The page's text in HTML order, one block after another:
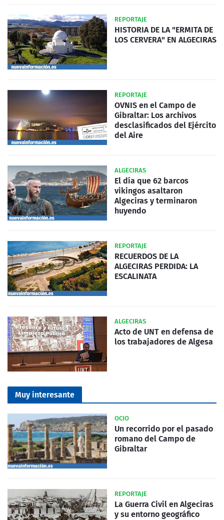
REPORTAJE
HISTORIA DE LA "ERMITA DE
LOS CERVERA" EN ALGECIRAS
REPORTAJE
OVNIS en el Campo de
Gibraltar: Los archivos
desclasificados del Ejército
del Aire
ALGECIRAS
El día que 62 barcos
vikingos asaltaron
Algeciras y terminaron
huyendo
REPORTAJE
RECUERDOS DE LA
ALGECIRAS PERDIDA: LA
ESCALINATA
ALGECIRAS
Acto de UNT en defensa de
los trabajadores de Algesa
Muy interesante
OCIO
Un recorrido por el pasado
romano del Campo de
Gibraltar
REPORTAJE
La Guerra Civil en Algeciras
y su entorno geográfico